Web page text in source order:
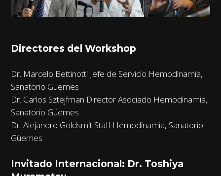
Directores del Workshop
Dr. Marcelo Bettinotti Jefe de Servicio Hemodinamia,
Sanatorio Güemes
Dr. Carlos Sztejfman Director Asociado Hemodinamia,
Sanatorio Güemes
Dr. Alejandro Goldsmit Staff Hemodinamia, Sanatorio
Güemes
Invitado Internacional: Dr. Toshiya